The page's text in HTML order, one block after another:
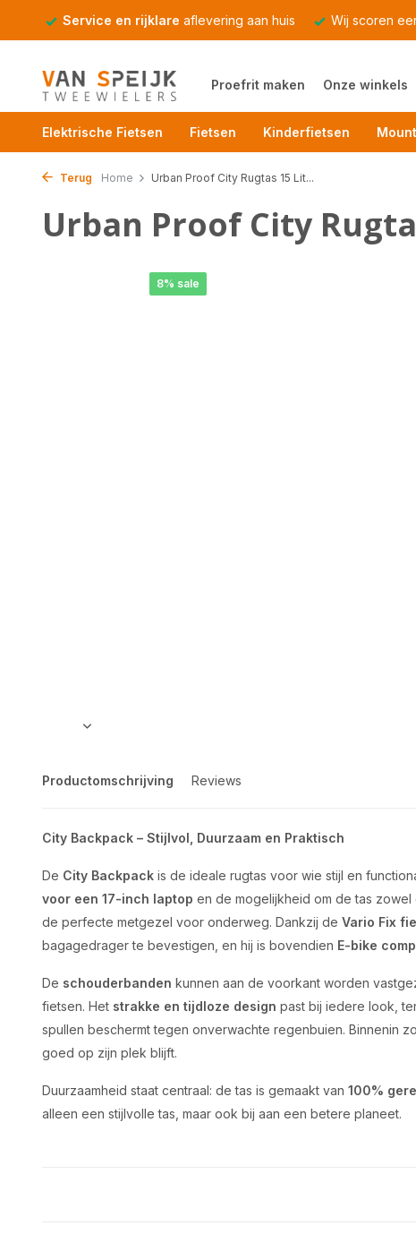
Service en rijklare aflevering aan huis Wij scoren
Proefrit maken Onze winkels
Elektrische Fietsen Fietsen Kinderfietsen
Terug Home Urban Proof City Rugtas 15 Lit...
Urban Proof City
8% sale
Productomschrijving Reviews
City Backpack – Stijlvol, Duurzaam en Praktisch
De City Backpack is de ideale rugtas voor wie stijl en
voor een 17-inch laptop en de mogelijkheid om de tas
de perfecte metgezel voor onderweg. Dankzij de Vario Fix
bagagedrager te bevestigen, en hij is bovendien E-bike
De schouderbanden kunnen aan de voorkant worden
fietsen. Het strakke en tijdloze design past bij iedere look,
spullen beschermt tegen onverwachte regenbuien. Binnenin
goed op zijn plek blijft.
Duurzaamheid staat centraal: de tas is gemaakt van 100%
alleen een stijlvolle tas, maar ook bij aan een betere planeet.